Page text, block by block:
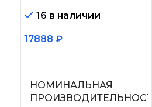
16 в наличии
17888 ₽
НОМИНАЛЬНАЯ